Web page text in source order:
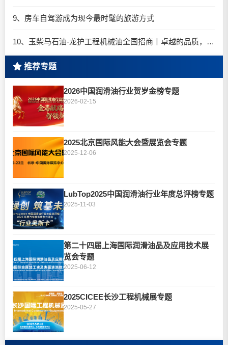
9、房车自驾游成为现今最时髦的旅游方式
10、玉柴马石油-龙护工程机械油全国招商丨卓越的品质，专业的品牌！
推荐专题
2026中国润滑油行业贺岁金榜专题
2026-02-15
2025北京国际风能大会暨展览会专题
2025-12-06
LubTop2025中国润滑油行业年度总评榜专题
2025-11-03
第二十四届上海国际润滑油品及应用技术展
览会专题
2025-06-12
2025CICEE长沙工程机械展专题
2025-05-27